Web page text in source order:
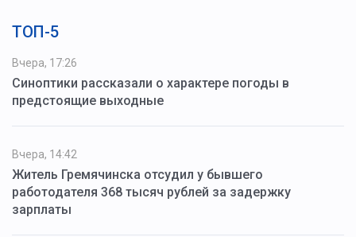
ТОП-5
Вчера, 17:26
Синоптики рассказали о характере погоды в
предстоящие выходные
Вчера, 14:42
Житель Гремячинска отсудил у бывшего
работодателя 368 тысяч рублей за задержку
зарплаты